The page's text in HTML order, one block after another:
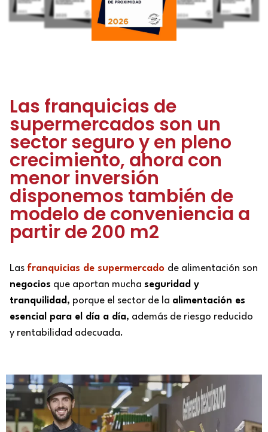
Las franquicias de
supermercados son un
sector seguro y en pleno
crecimiento, ahora con
menor inversión
disponemos también de
modelo de conveniencia a
partir de 200 m2
Las franquicias de supermercado de alimentación son
negocios que aportan mucha seguridad y
tranquilidad , porque el sector de la alimentación es
esencial para el día a día, además de riesgo reducido
y rentabilidad adecuada.